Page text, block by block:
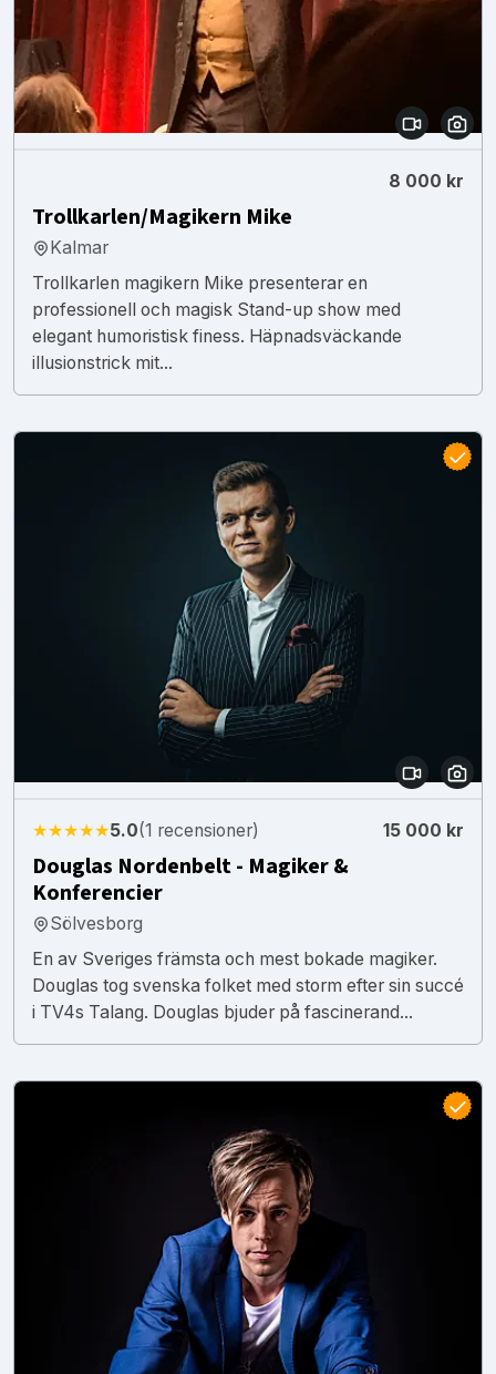
8 000 kr
Trollkarlen/Magikern Mike
Kalmar
Trollkarlen magikern Mike presenterar en
professionell och magisk Stand-up show med
elegant humoristisk finess. Häpnadsväckande
illusionstrick mit...
★★★★★5.0(1 recensioner) 15 000 kr
Douglas Nordenbelt - Magiker &
Konferencier
Sölvesborg
En av Sveriges främsta och mest bokade magiker.
Douglas tog svenska folket med storm efter sin succé
i TV4s Talang. Douglas bjuder på fascinerand...